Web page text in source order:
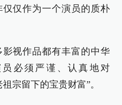
仅作为一个演员的质朴
视作品都有丰富的中华
必须严谨、认真地对
宗留下的宝贵财富”。